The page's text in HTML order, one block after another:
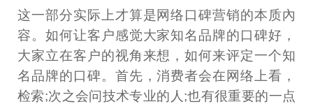
这一部分实际上才算是网络口碑营销的本质內
容。如何让客户感觉大家知名品牌的口碑好，
大家立在客户的视角来想，如何来评定一个知
名品牌的口碑。首先，消费者会在网络上看，
检索;次之会问技术专业的人;也有很重要的一点